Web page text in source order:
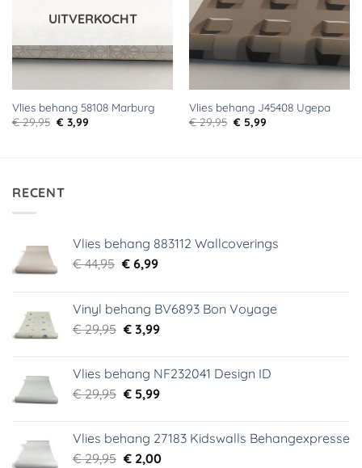
UITVERKOCHT
Vlies behang 58108 Marburg
€29,95 Oorspronkelijke
prijs
€ 3,99Huidige
Vlies behang J45408 Ugepa
€29,95 Oorspronkelijke
prijs
€ 5,99Huidige
RECENT
Vlies behang 883112 Wallcoverings
€44,95 Oorspronkelijke
€ 44,95.
€6,99Huidige
€ 6,99.
Vinyl behang BV6893 Bon Voyage
€29,95 Oorspronkelijke
€ 29,95.
€3,99Huidige
€ 3,99.
Vlies behang NF232041 Design ID
€29,95 Oorspronkelijke
€ 29,95.
€5,99Huidige
€ 5,99.
Vlies behang 27183 Kidswalls Behangexpresse
€29,95 Oorspronkelijke
€2,00Huidige